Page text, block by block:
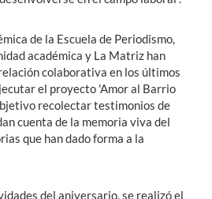
de la Escuela de Periodismo,
académica y La Matriz han
colaborativa en los últimos
el proyecto 'Amor al Barrio
recolectar testimonios de
cuenta de la memoria viva del
que han dado forma a la
del aniversario, se realizó el